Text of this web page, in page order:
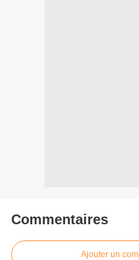
Commentaires
Ajouter un